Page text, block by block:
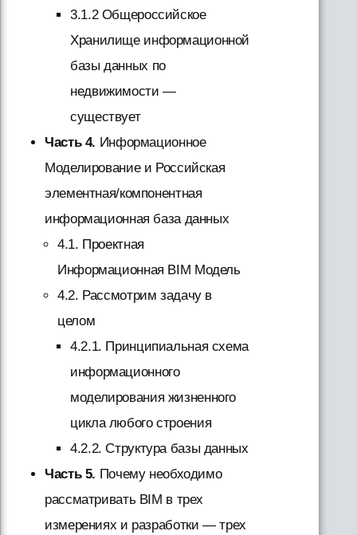
3.1.2 Общероссийское
Хранилище информационной
базы данных по
недвижимости —
существует
Часть 4. Информационное
Моделирование и Российская
элементная/компонентная
информационная база данных
4.1. Проектная
Информационная BIM Модель
4.2. Рассмотрим задачу в
целом
4.2.1. Принципиальная схема
информационного
моделирования жизненного
цикла любого строения
4.2.2. Структура базы данных
Часть 5. Почему необходимо
рассматривать BIM в трех
измерениях и разработки — трех